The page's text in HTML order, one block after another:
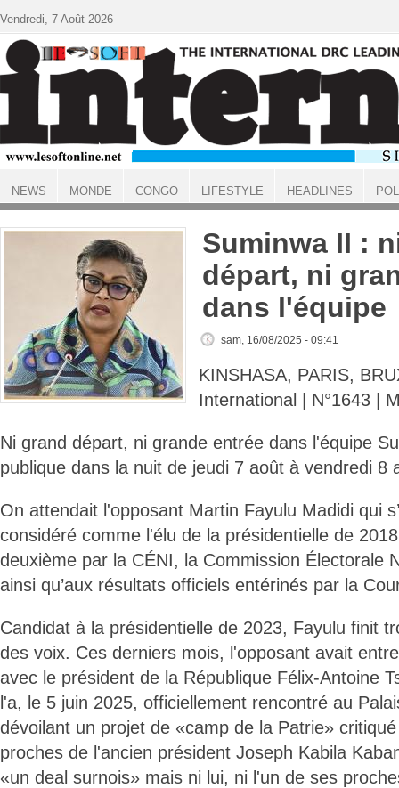
ACCUEIL
Suminwa II :
départ, ni
dans l'équipe
sam, 16/08/2025 - 09:41
KINSHASA, PARIS,
International | N°1643 |
Ni grand départ, ni grande entrée dans l'équipe
publique dans la nuit de jeudi 7 août à vendredi 8
On attendait l'opposant Martin Fayulu Madidi qui
considéré comme l'élu de la présidentielle de
deuxième par la CÉNI, la Commission Électorale
ainsi qu’aux résultats officiels entérinés par la
Candidat à la présidentielle de 2023, Fayulu finit
des voix. Ces derniers mois, l'opposant avait
avec le président de la République Félix-Antoine
l'a, le 5 juin 2025, officiellement rencontré au
dévoilant un projet de «camp de la Patrie»
proches de l'ancien président Joseph Kabila
«un deal surnois» mais ni lui, ni l'un de ses
Vendredi, 7 Août 2026
NEWS MONDE CONGO LIFESTYLE HEADLINES